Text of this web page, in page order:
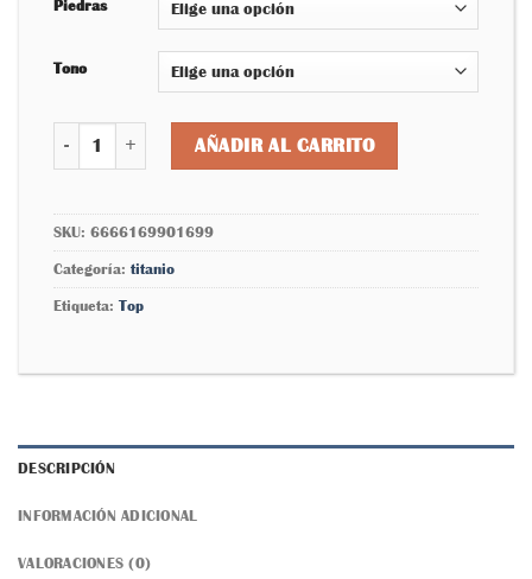
Piedras
Tono
Colmena cristal 6666169901699 cantidad
AÑADIR AL CARRITO
SKU: 6666169901699
Categoría: titanio
Etiqueta: Top
DESCRIPCIÓN
INFORMACIÓN ADICIONAL
VALORACIONES (0)